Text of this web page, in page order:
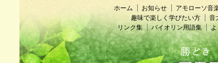
ホーム お知らせ
アモローソ音
趣味で楽しく学びたい方
音
リンク集
バイオリン用語集